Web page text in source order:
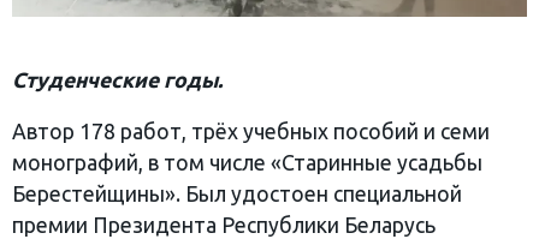
Студенческие годы.
Автор 178 работ, трёх учебных пособий и семи
монографий, в том числе «Старинные усадьбы
Берестейщины». Был удостоен специальной
премии Президента Республики Беларусь